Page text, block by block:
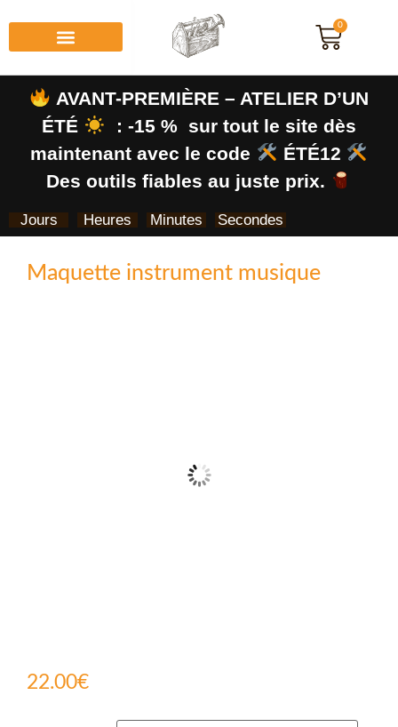
0
AVANT-PREMIÈRE – ATELIER D’UN
ÉTÉ
: -15 % sur tout le site dès
maintenant avec le code
ÉTÉ12
Des outils fiables au juste prix.
Jours Heures Minutes Secondes
Maquette instrument musique
22.00€